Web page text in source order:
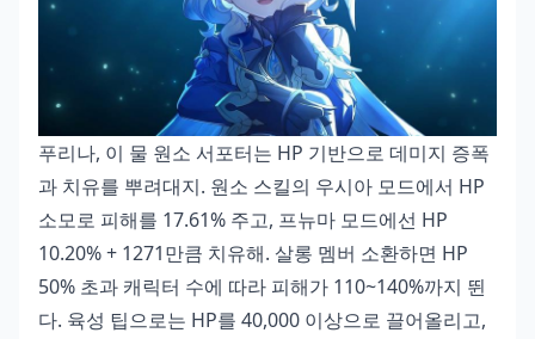
푸리나, 이 물 원소 서포터는 HP 기반으로 데미지 증폭
과 치유를 뿌려대지. 원소 스킬의 우시아 모드에서 HP
소모로 피해를 17.61% 주고, 프뉴마 모드에선 HP
10.20% + 1271만큼 치유해. 살롱 멤버 소환하면 HP
50% 초과 캐릭터 수에 따라 피해가 110~140%까지 뛴
다. 육성 팁으로는 HP를 40,000 이상으로 끌어올리고,